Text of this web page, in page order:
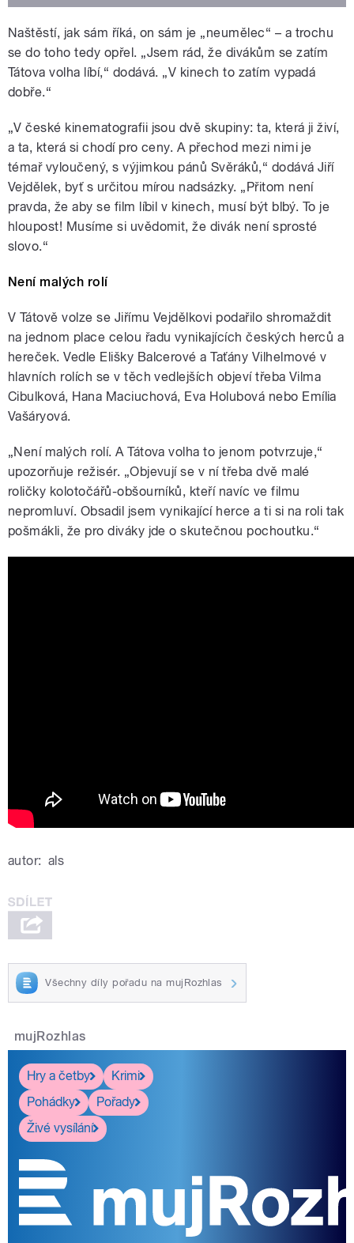
Naštěstí, jak sám říká, on sám je „neumělec“ – a trochu
se do toho tedy opřel. „Jsem rád, že divákům se zatím
Tátova volha líbí,“ dodává. „V kinech to zatím vypadá
dobře.“
„V české kinematografii jsou dvě skupiny: ta, která ji živí,
a ta, která si chodí pro ceny. A přechod mezi nimi je
témař vyloučený, s výjimkou pánů Svěráků,“ dodává Jiří
Vejdělek, byť s určitou mírou nadsázky. „Přitom není
pravda, že aby se film líbil v kinech, musí být blbý. To je
hloupost! Musíme si uvědomit, že divák není sprosté
slovo.“
Není malých rolí
V Tátově volze se Jiřímu Vejdělkovi podařilo shromaždit
na jednom place celou řadu vynikajících českých herců a
hereček. Vedle Elišky Balcerové a Taťány Vilhelmové v
hlavních rolích se v těch vedlejších objeví třeba Vilma
Cibulková, Hana Maciuchová, Eva Holubová nebo Emília
Vašáryová.
„Není malých rolí. A Tátova volha to jenom potvrzuje,“
upozorňuje režisér. „Objevují se v ní třeba dvě malé
roličky kolotočářů-obšourníků, kteří navíc ve filmu
nepromluví. Obsadil jsem vynikající herce a ti si na roli tak
pošmákli, že pro diváky jde o skutečnou pochoutku.“
autor: als
Všechny díly pořadu na mujRozhlas
mujRozhlas
Hry a četby
Krimi
Pohádky
Pořady
Živé vysílání